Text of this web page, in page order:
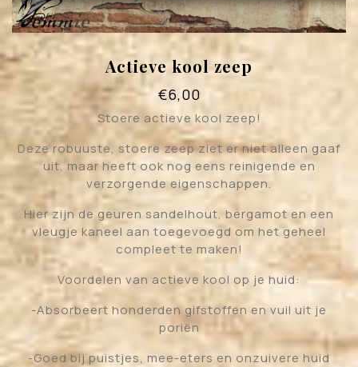
Actieve kool zeep
€6,00
Stoere actieve kool zeep!
Deze robuuste, stoere zeep ziet er niet alleen gaaf
uit, maar heeft ook nog eens reinigende en
verzorgende eigenschappen.
Hier zijn de geuren sandelhout, bergamot en een
vleugje kaneel aan toegevoegd om het geheel
compleet te maken!
Voordelen van actieve kool op je huid:
-Absorbeert honderden gifstoffen en vuil uit je
poriën
-Goed bij puistjes, mee-eters en onzuivere huid